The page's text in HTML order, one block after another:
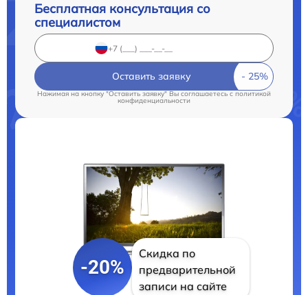
Бесплатная консультация со
специалистом
Оставить заявку
Нажимая на кнопку "Оставить заявку" Вы соглашаетесь c политикой
конфиденциальности
-20%
Скидка по
предварительной
записи на сайте